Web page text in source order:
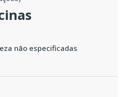
não especificadas